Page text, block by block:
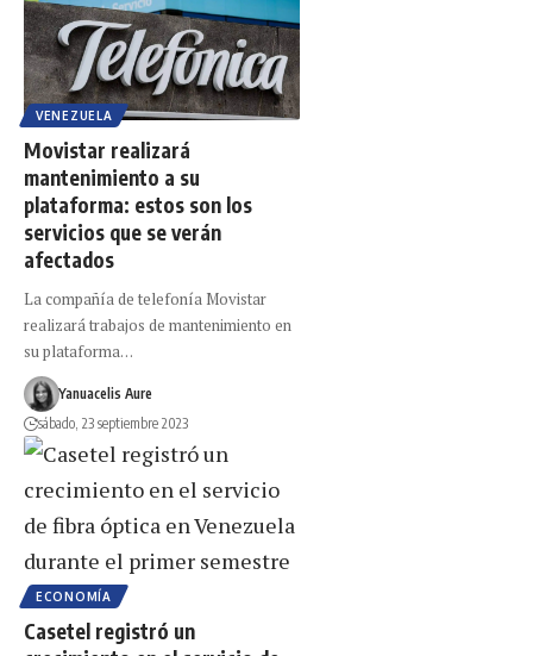
VENEZUELA
Movistar realizará
mantenimiento a su
plataforma: estos son los
servicios que se verán
afectados
La compañía de telefonía Movistar
realizará trabajos de mantenimiento en
su plataforma…
Yanuacelis Aure
sábado, 23 septiembre 2023
ECONOMÍA
Casetel registró un